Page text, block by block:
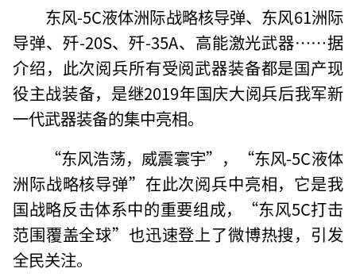
东风-5C液体洲际战略核导弹、东风61洲际
导弹、歼-20S、歼-35A、高能激光武器……据
介绍，此次阅兵所有受阅武器装备都是国产现
役主战装备，是继2019年国庆大阅兵后我军新
一代武器装备的集中亮相。
“东风浩荡，威震寰宇”，“东风-5C液体
洲际战略核导弹”在此次阅兵中亮相，它是我
国战略反击体系中的重要组成，“东风5C打击
范围覆盖全球”也迅速登上了微博热搜，引发
全民关注。